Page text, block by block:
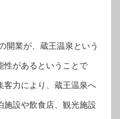
開業が、蔵王温泉という
性があるということで
客力により、蔵王温泉へ
施設や飲食店、観光施設